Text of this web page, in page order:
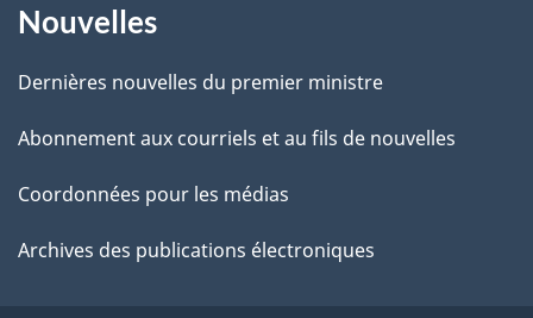
i
l
s
d
e
propos
de
ce
site
Nouvelles
Dernières nouvelles du premier ministre
Abonnement aux courriels et au fils de nouvelles
Coordonnées pour les médias
Archives des publications électroniques